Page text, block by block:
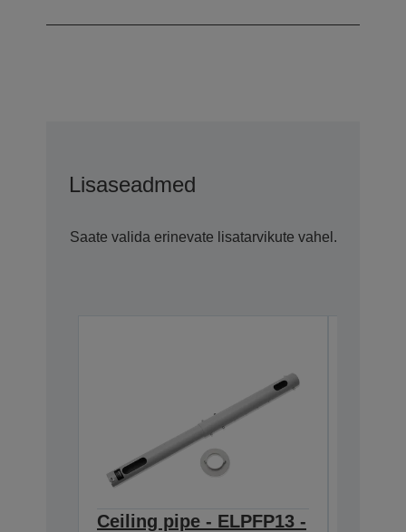
Lisaseadmed
Saate valida erinevate lisatarvikute vahel.
Ceiling pipe - ELPFP13 -